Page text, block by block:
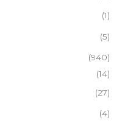
(1)
(5)
(940)
(14)
(27)
(4)